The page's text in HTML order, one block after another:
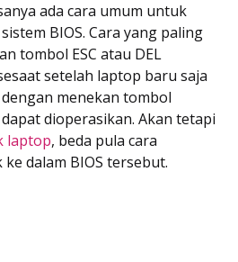
ada cara umum untuk
BIOS. Cara yang paling
tombol ESC atau DEL
setelah laptop baru saja
menekan tombol
dioperasikan. Akan tetapi
laptop, beda pula cara
dalam BIOS tersebut.